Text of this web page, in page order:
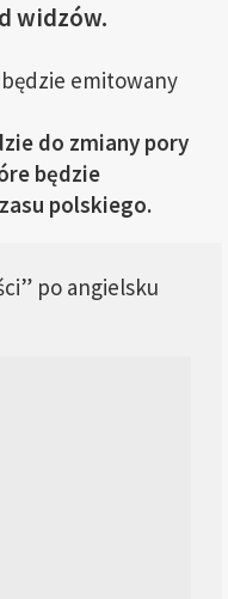
widzów.
emitowany
do zmiany pory
będzie
polskiego.
po angielsku